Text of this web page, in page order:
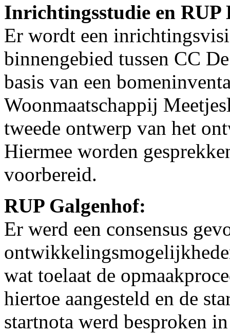
Inrichtingsstudie en RUP
Er wordt een
binnengebied tussen CC
basis van een
Woonmaatschappij
tweede ontwerp van het
Hiermee worden
voorbereid.
RUP Galgenhof:
Er werd een consensus
wat toelaat de
hiertoe aangesteld en de
startnota werd besproken